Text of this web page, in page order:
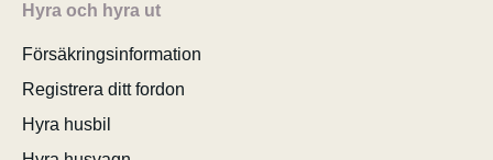
Hyra och hyra ut
Försäkringsinformation
Registrera ditt fordon
Hyra husbil